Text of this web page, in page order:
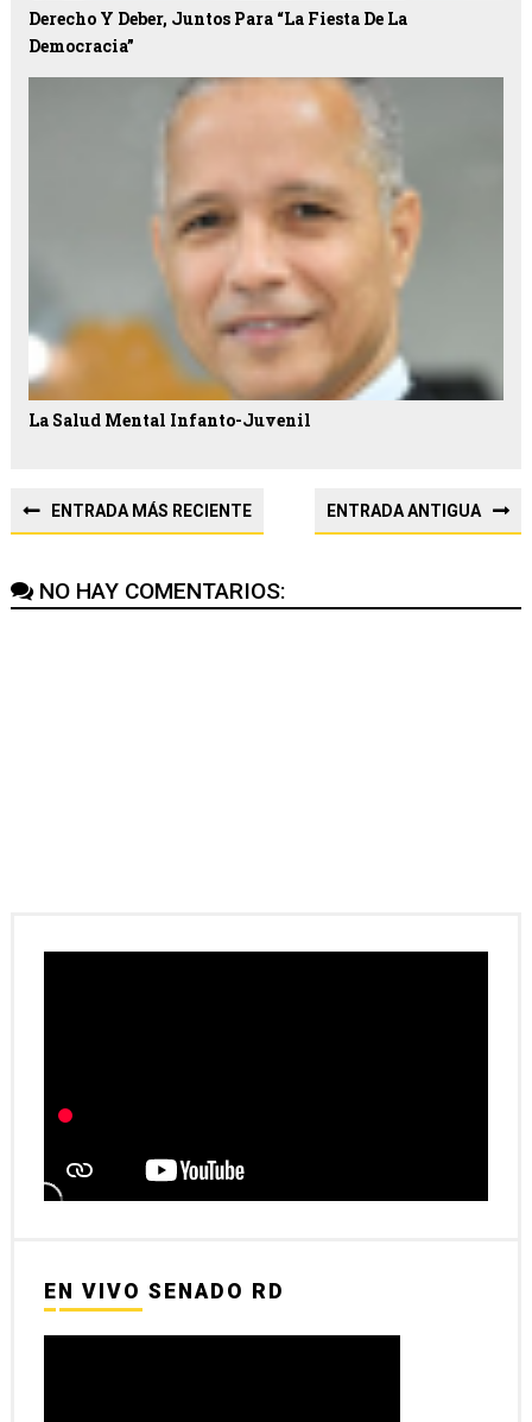
Derecho Y Deber, Juntos Para “la Fiesta De La
Democracia”
La Salud Mental Infanto-Juvenil
ENTRADA MÁS RECIENTE ENTRADA ANTIGUA
NO HAY COMENTARIOS:
EN VIVO SENADO RD